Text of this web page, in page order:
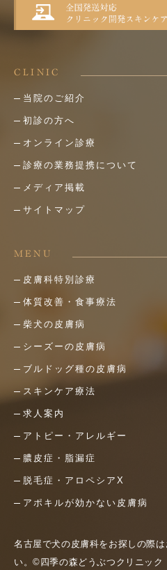
CLINIC
当院のご紹介
初診の方へ
オンライン診療
診療の業務提携について
メディア掲載
サイトマップ
MENU
皮膚科特別診療
体質改善・食事療法
柴犬の皮膚病
シーズーの皮膚病
ブルドッグ種の皮膚病
スキンケア療法
求人案内
アトピー・アレルギー
膿皮症・脂漏症
脱毛症・アロペシアX
アポキルが効かない皮膚病
名古屋で犬の皮膚科をお探しの際
い。©四季の森どうぶつクリニック